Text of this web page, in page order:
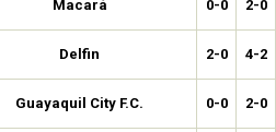
Macará 0-0 2-0
Delfin 2-0 4-2
Guayaquil City F.C. 0-0 2-0